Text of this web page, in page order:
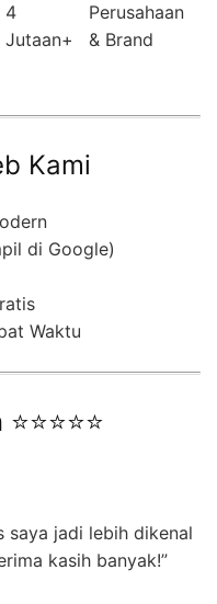
4
Jutaan+
Perusahaan
& Brand
Kami
di Google)
Waktu
saya jadi lebih dikenal
kasih banyak!”